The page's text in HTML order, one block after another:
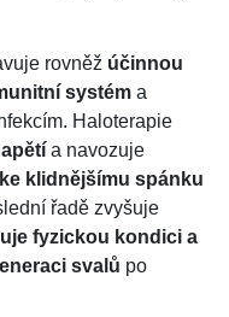
rovněž účinnou
systém a
Haloterapie
a navozuje
klidnějšímu spánku
řadě zvyšuje
fyzickou kondici a
svalů po